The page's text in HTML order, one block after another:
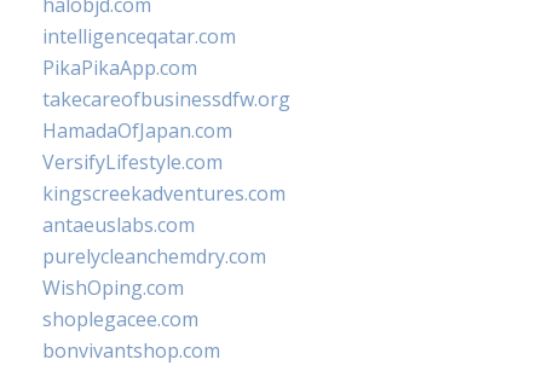
intelligenceqatar.com
PikaPikaApp.com
takecareofbusinessdfw.org
HamadaOfJapan.com
VersifyLifestyle.com
kingscreekadventures.com
antaeuslabs.com
purelycleanchemdry.com
WishOping.com
shoplegacee.com
bonvivantshop.com